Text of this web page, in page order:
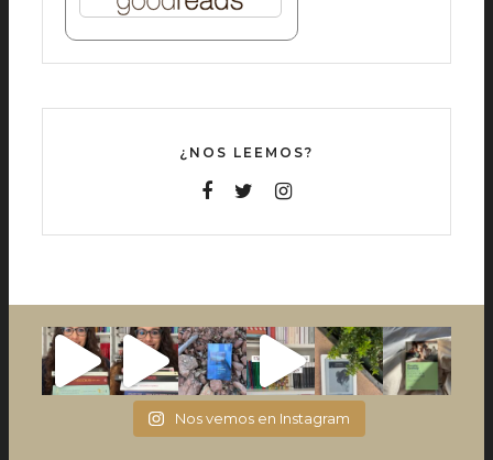
¿NOS LEEMOS?
Nos vemos en Instagram